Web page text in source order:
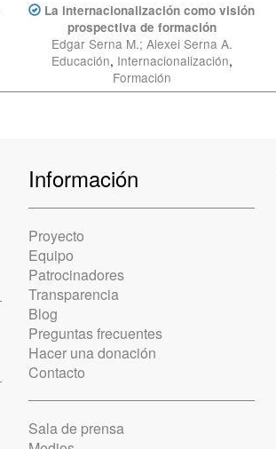
La internacionalización como visión
prospectiva de formación
Edgar Serna M.; Alexei Serna A.
Educación, Internacionalización,
Formación
Información
Proyecto
Equipo
Patrocinadores
Transparencia
Blog
Preguntas frecuentes
Hacer una donación
Contacto
Sala de prensa